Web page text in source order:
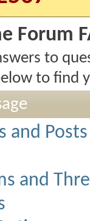
Forum
to
to find
and Posts
and